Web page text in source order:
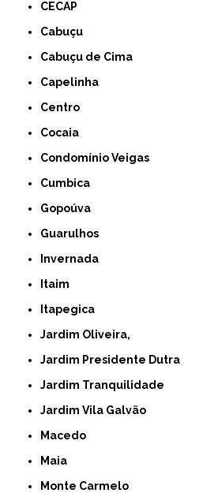
CECAP
Cabuçu
Cabuçu de Cima
Capelinha
Centro
Cocaia
Condomínio Veigas
Cumbica
Gopoúva
Guarulhos
Invernada
Itaim
Itapegica
Jardim Oliveira,
Jardim Presidente Dutra
Jardim Tranquilidade
Jardim Vila Galvão
Macedo
Maia
Monte Carmelo